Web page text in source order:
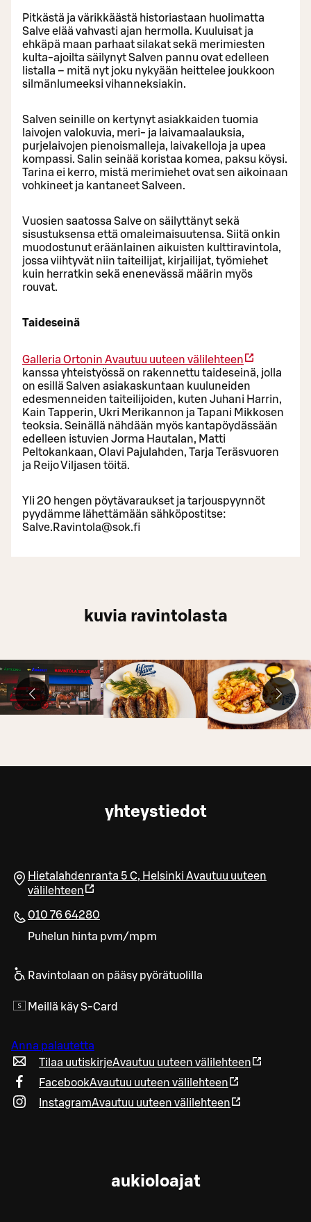
Pitkästä ja värikkäästä historiastaan huolimatta
Salve elää vahvasti ajan hermolla. Kuuluisat ja
ehkäpä maan parhaat silakat sekä merimiesten
kulta-ajoilta säilynyt Salven pannu ovat edelleen
listalla – mitä nyt joku nykyään heittelee joukkoon
silmänlumeeksi vihanneksiakin.
Salven seinille on kertynyt asiakkaiden tuomia
laivojen valokuvia, meri- ja laivamaalauksia,
purjelaivojen pienoismalleja, laivakelloja ja upea
kompassi. Salin seinää koristaa komea, paksu köysi.
Tarina ei kerro, mistä merimiehet ovat sen aikoinaan
vohkineet ja kantaneet Salveen.
Vuosien saatossa Salve on säilyttänyt sekä
sisustuksensa että omaleimaisuutensa. Siitä onkin
muodostunut eräänlainen aikuisten kulttiravintola,
jossa viihtyvät niin taiteilijat, kirjailijat, työmiehet
kuin herratkin sekä enenevässä määrin myös
rouvat.
Taideseinä
Galleria Ortonin Avautuu uuteen välilehteen
kanssa yhteistyössä on rakennettu taideseinä, jolla
on esillä Salven asiakaskuntaan kuuluneiden
edesmenneiden taiteilijoiden, kuten Juhani Harrin,
Kain Tapperin, Ukri Merikannon ja Tapani Mikkosen
teoksia. Seinällä nähdään myös kantapöydässään
edelleen istuvien Jorma Hautalan, Matti
Peltokankaan, Olavi Pajulahden, Tarja Teräsvuoren
ja Reijo Viljasen töitä.
Yli 20 hengen pöytävaraukset ja tarjouspyynnöt
pyydämme lähettämään sähköpostitse:
Salve.Ravintola@sok.fi
kuvia ravintolasta
yhteystiedot
Hietalahdenranta 5 C, Helsinki Avautuu uuteen
välilehteen
010 76 64280
Puhelun hinta pvm/mpm
Ravintolaan on pääsy pyörätuolilla
Meillä käy S-Card
Anna palautetta
Tilaa uutiskirjeAvautuu uuteen välilehteen
FacebookAvautuu uuteen välilehteen
InstagramAvautuu uuteen välilehteen
aukioloajat